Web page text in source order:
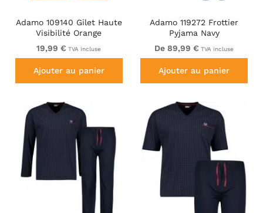
Adamo 109140 Gilet Haute
Visibilité Orange
19,99 € TVA incluse
Ajouter au panier
Adamo 119272 Frottier
Pyjama Navy
De 89,99 € TVA incluse
Ajouter au panier